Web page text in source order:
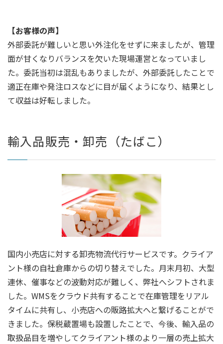
【お客様の声】
外部委託が難しいと思い外注化をせずに来ましたが、管理
面が甘くなりバランスを欠いた現場運営となっていまし
た。委託当初は混乱もありましたが、外部委託したことで
適正在庫や発注ロスなどに目が届くようになり、結果とし
て収益は好転しました。
輸入品販売・卸売（たばこ）
国内小売店に対する卸売物流代行サービスです。クライア
ント様の自社倉庫からの切り替えでした。月末月初、大型
連休、催事などの波動対応が難しく、弊社へシフトされま
した。WMSをクラウド共有することで在庫管理をリアル
タイムに共有し、小売店への販路拡大へと繋げることがで
きました。保税蔵置場も設置したことで、今後、輸入品の
取扱品目を増やしてクライアント様のより一層の売上拡大